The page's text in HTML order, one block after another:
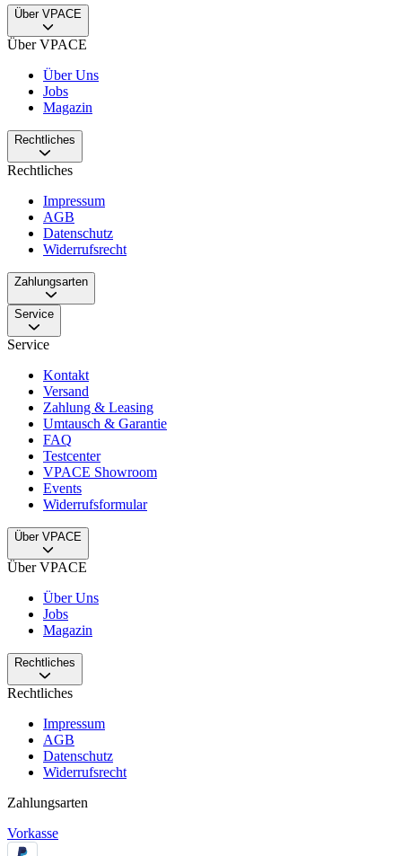
Über VPACE
Über VPACE
Über Uns
Jobs
Magazin
Rechtliches
Rechtliches
Impressum
AGB
Datenschutz
Widerrufsrecht
Zahlungsarten
Service
Service
Kontakt
Versand
Zahlung & Leasing
Umtausch & Garantie
FAQ
Testcenter
VPACE Showroom
Events
Widerrufsformular
Über VPACE
Über VPACE
Über Uns
Jobs
Magazin
Rechtliches
Rechtliches
Impressum
AGB
Datenschutz
Widerrufsrecht
Zahlungsarten
Vorkasse